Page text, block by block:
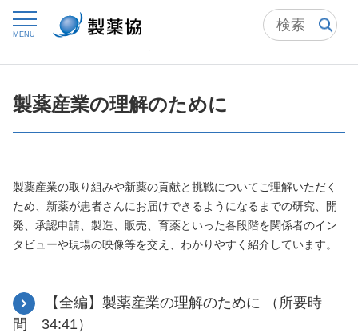
MENU
トップ ニュースルーム 製薬協の動画コンテンツ、広告
製薬産業の理解のために
製薬産業の取り組みや新薬の貢献と挑戦についてご理解いただく
ため、新薬が患者さんにお届けできるようになるまでの研究、開
発、承認申請、製造、販売、育薬といった各段階を関係者のイン
タビューや現場の映像等を交え、わかりやすく紹介しています。
【全編】製薬産業の理解のために （所要時
間 34:41）